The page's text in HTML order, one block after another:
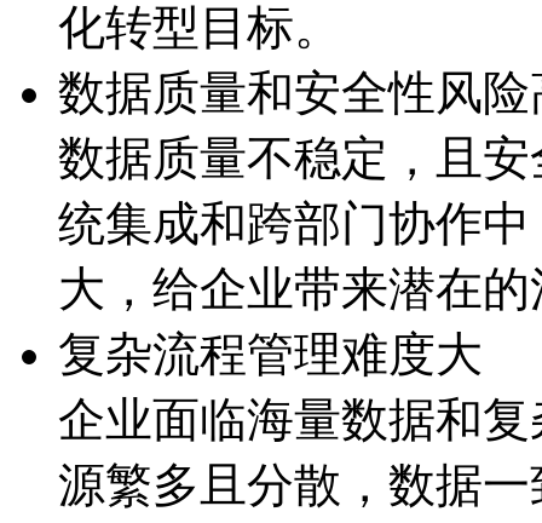
化转型目标。
数据质量和安全性风险
数据质量不稳定，且
统集成和跨部门协作中
大，给企业带来潜在
复杂流程管理难度大
企业面临海量数据和复
源繁多且分散，数据